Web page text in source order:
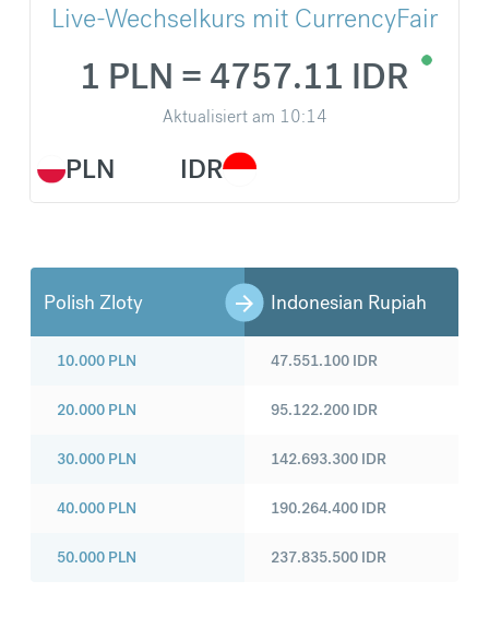
Live-Wechselkurs mit CurrencyFair
PLN
1 PLN = 4757.11 IDR
Aktualisiert am 10:14
IDR
Polish Zloty Indonesian Rupiah
10.000 PLN
20.000 PLN
30.000 PLN
40.000 PLN
50.000 PLN
47.551.100 IDR
95.122.200 IDR
142.693.300 IDR
190.264.400 IDR
237.835.500 IDR